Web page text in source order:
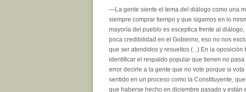
—La gente siente el tema del diálogo como una
siempre comprar tiempo y que sigamos en lo
mayoría del pueblo es esceptica frente al
poca credibilidad en el Gobierno, eso no nos
que ser atendidos y resueltos (...) En la
identificar el respaldo popular que tienen no
error decirle a la gente que no vote porque si
sentido en un proceso como la Constituyente,
que haberse hecho en diciembre pasado y están